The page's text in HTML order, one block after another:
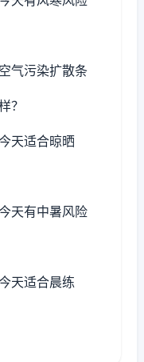
气污染扩散条
？
天适合晾晒
天有中暑风险
天适合晨练